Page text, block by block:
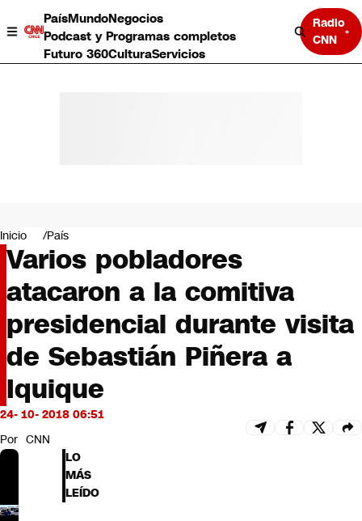
PaísMundoNegocios
Podcast y Programas completos
Futuro 360CulturaServicios
Radio
CNN
Negocios
Deportes
Programas completos
Cultura
Servicios
Bits
CNN tiempo
Futuro 360
Opinión
Inicio País
Varios pobladores
atacaron a la comitiva
presidencial durante visita
de Sebastián Piñera a
Iquique
24- 10- 2018 06:51
Por CNN
LO
MÁS
LEÍDO